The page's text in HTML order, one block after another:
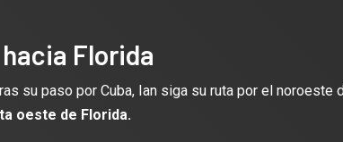
Florida
su paso por Cuba, Ian siga su ruta por el noroeste
oeste de Florida.